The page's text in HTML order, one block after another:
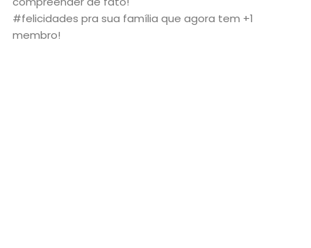
#felicidades pra sua família que agora tem +1
membro!